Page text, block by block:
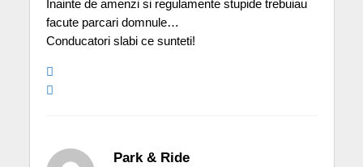
Inainte de amenzi si regulamente stupide trebuiau
facute parcari domnule…
Conducatori slabi ce sunteti!
Park & Ride